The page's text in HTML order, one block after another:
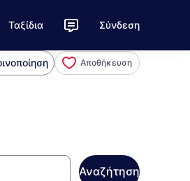
Ταξίδια Σύνδεση
Αποθήκευση
Αναζήτηση